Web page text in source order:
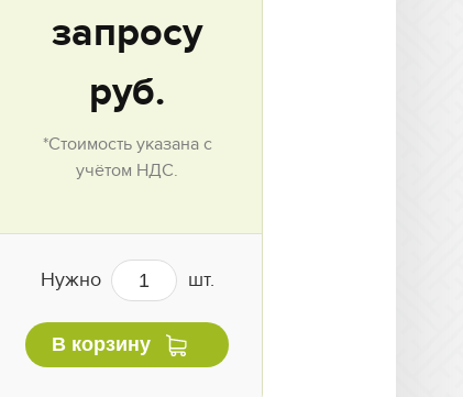
запросу
руб.
*Стоимость указана с
учётом НДС.
Нужно шт.
В корзину